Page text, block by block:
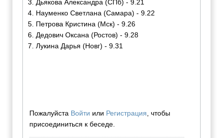
3. Дьякова Александра (СПб) - 9.21
4. Науменко Светлана (Самара) - 9.22
5. Петрова Кристина (Мск) - 9.26
6. Дедович Оксана (Ростов) - 9.28
7. Лукина Дарья (Новг) - 9.31
Пожалуйста Войти или Регистрация, чтобы
присоединиться к беседе.